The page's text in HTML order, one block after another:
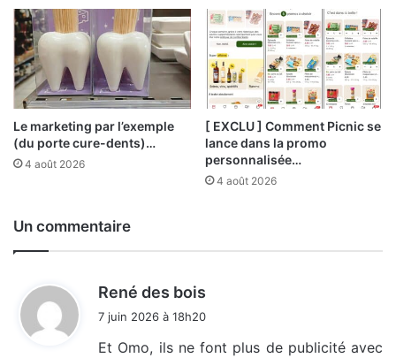
Le marketing par l’exemple
(du porte cure-dents)…
4 août 2026
[ EXCLU ] Comment Picnic se
lance dans la promo
personnalisée…
4 août 2026
Un commentaire
René des bois
7 juin 2026 à 18h20
Et Omo, ils ne font plus de publicité avec